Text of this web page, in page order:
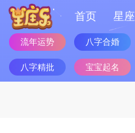
首页 星座
流年运势 八字合婚
八字精批 宝宝起名